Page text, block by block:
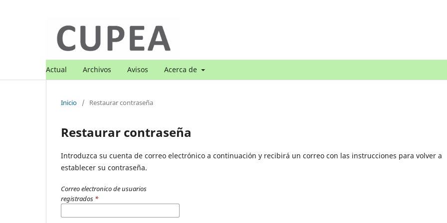
Actual Archivos Avisos Acerca de
Inicio / Restaurar contraseña
Restaurar contraseña
Introduzca su cuenta de correo electrónico a continuación y recibirá un correo con las instrucciones para volver a
establecer su contraseña.
Correo electronico de usuarios
registrados *